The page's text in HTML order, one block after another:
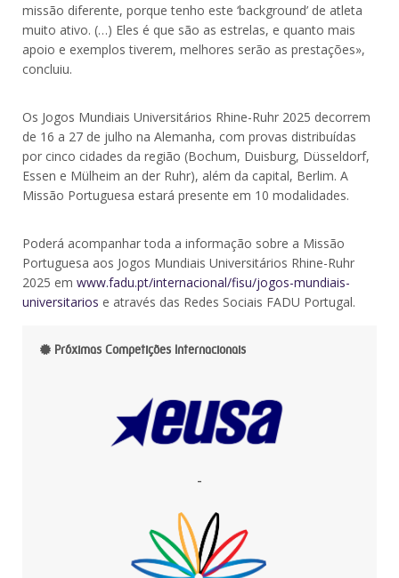
missão diferente, porque tenho este ‘background’ de atleta
muito ativo. (…) Eles é que são as estrelas, e quanto mais
apoio e exemplos tiverem, melhores serão as prestações»,
concluiu.
Os Jogos Mundiais Universitários Rhine-Ruhr 2025 decorrem
de 16 a 27 de julho na Alemanha, com provas distribuídas
por cinco cidades da região (Bochum, Duisburg, Düsseldorf,
Essen e Mülheim an der Ruhr), além da capital, Berlim. A
Missão Portuguesa estará presente em 10 modalidades.
Poderá acompanhar toda a informação sobre a Missão
Portuguesa aos Jogos Mundiais Universitários Rhine-Ruhr
2025 em www.fadu.pt/internacional/fisu/jogos-mundiais-
universitarios e através das Redes Sociais FADU Portugal.
Próximas Competições Internacionais
-